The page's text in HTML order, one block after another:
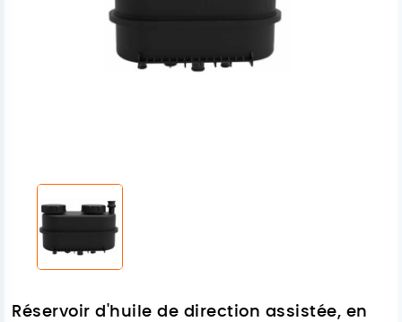
Réservoir d'huile de direction assistée, en